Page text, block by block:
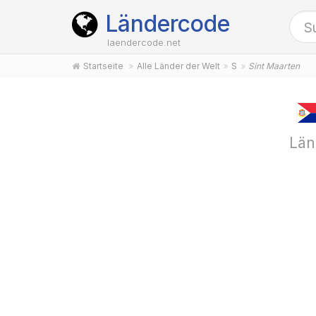
Ländercode
laendercode.net
Startseite Alle Länder der Welt S Sint Maarten